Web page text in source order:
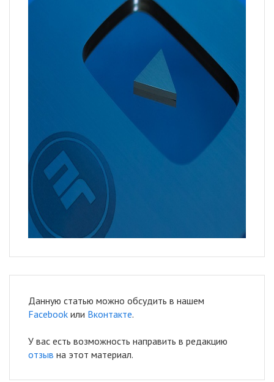
Данную статью можно обсудить в нашем
Facebook или Вконтакте.
У вас есть возможность направить в редакцию
отзыв на этот материал.